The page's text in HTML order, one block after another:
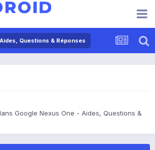
Questions & Réponses
Google Nexus One - Aides, Questions &